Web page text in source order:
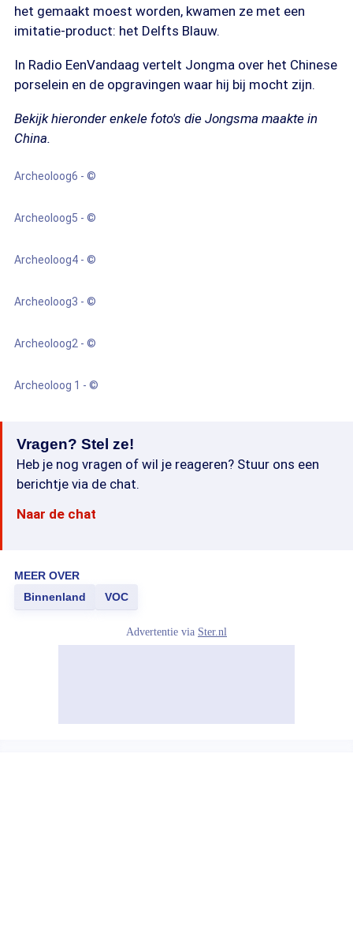
het gemaakt moest worden, kwamen ze met een
imitatie-product: het Delfts Blauw.
In Radio EenVandaag vertelt Jongma over het Chinese
porselein en de opgravingen waar hij bij mocht zijn.
Bekijk hieronder enkele foto's die Jongsma maakte in
China.
Archeoloog6 - ©
Archeoloog5 - ©
Archeoloog4 - ©
Archeoloog3 - ©
Archeoloog2 - ©
Archeoloog 1 - ©
Vragen? Stel ze!
Heb je nog vragen of wil je reageren? Stuur ons een
berichtje via de chat.
Naar de chat
MEER OVER
Binnenland
VOC
Advertentie via Ster.nl